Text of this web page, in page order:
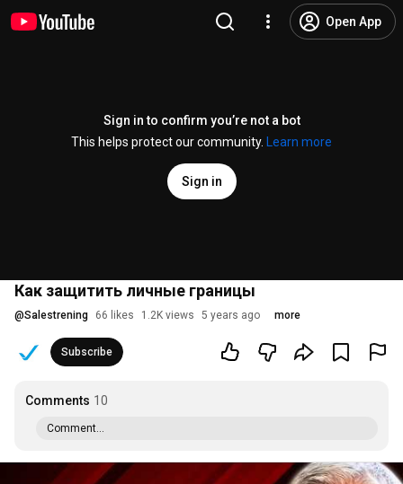
Open App
Sign in to confirm you’re not a bot
This helps protect our community.
Learn more
Sign in
Как защитить личные границы
@Salestrening 66 likes 1.2K views 5 years ago more
Subscribe
Comments 10
Comment...